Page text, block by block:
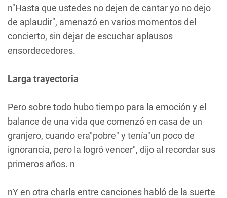
n"Hasta que ustedes no dejen de cantar yo no dejo
de aplaudir", amenazó en varios momentos del
concierto, sin dejar de escuchar aplausos
ensordecedores.
Larga trayectoria
Pero sobre todo hubo tiempo para la emoción y el
balance de una vida que comenzó en casa de un
granjero, cuando era"pobre" y tenía"un poco de
ignorancia, pero la logró vencer", dijo al recordar sus
primeros años. n
nY en otra charla entre canciones habló de la suerte